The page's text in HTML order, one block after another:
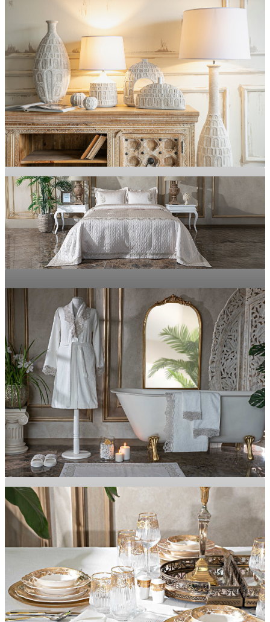
Özgün Tasarımlar, Zamansız Şıklık
MOBİLYA
Evinizdeki Her Alanı Zarafete Dönüştürün
EV DEKOR
Doğal Dokular, Yumuşak His
TEKSTİL
Banyonuza Şıklık Katacak Ürünler